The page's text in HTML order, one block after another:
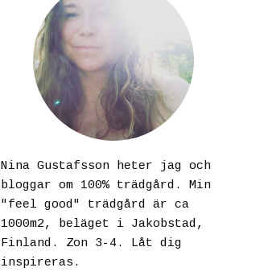
Nina Gustafsson heter jag och
bloggar om 100% trädgård. Min
"feel good" trädgård är ca
1000m2, beläget i Jakobstad,
Finland. Zon 3-4. Låt dig
inspireras.